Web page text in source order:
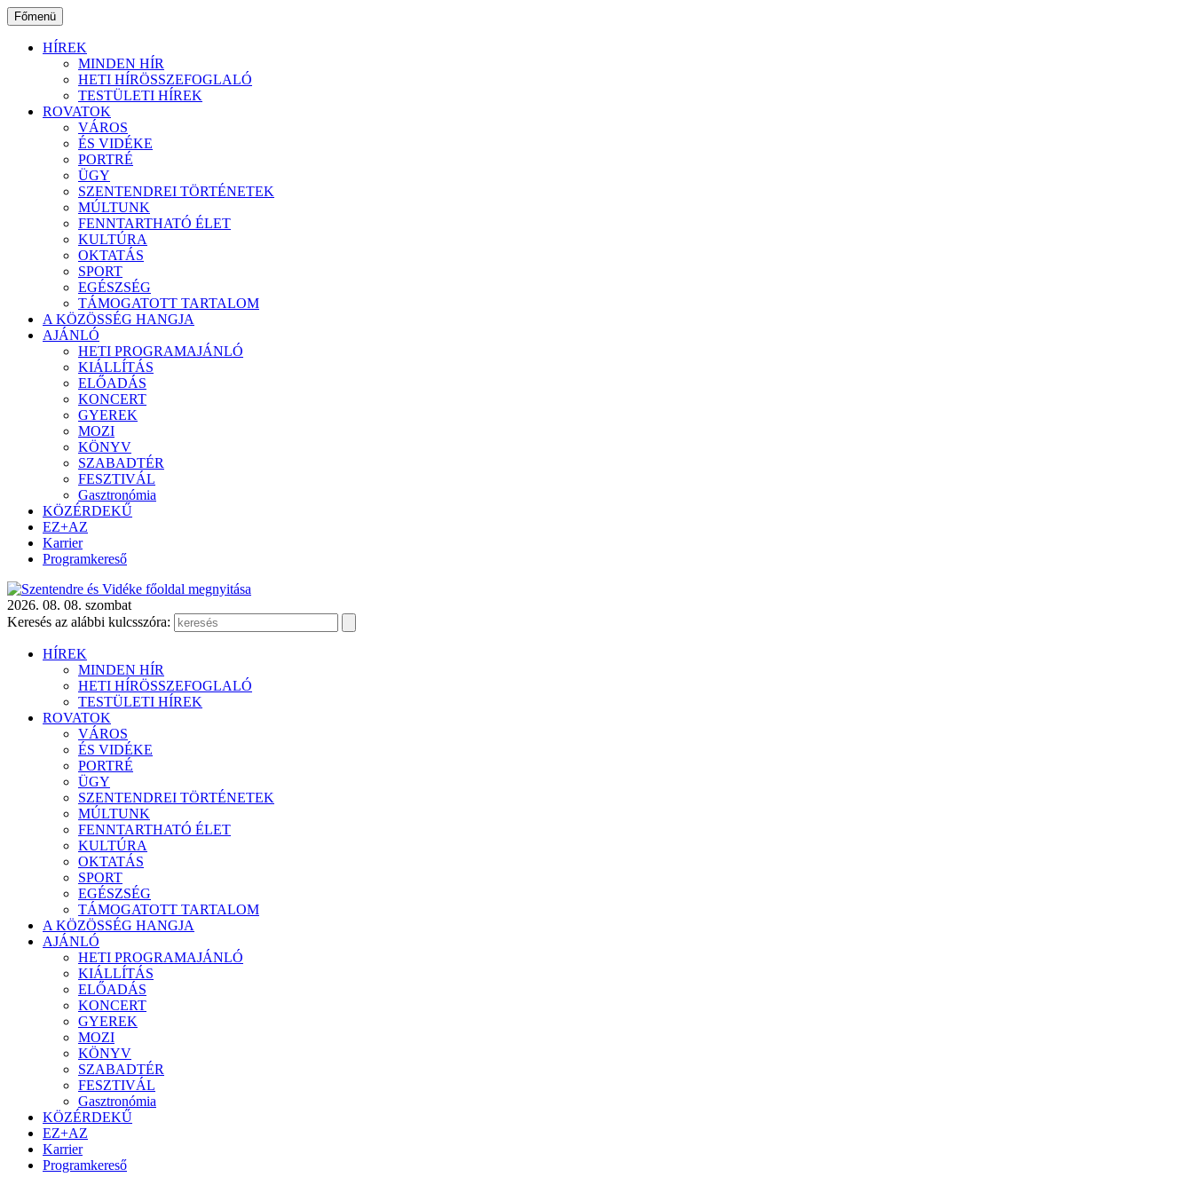
Ugrás
a
tartalomhoz
Főmenü
HÍREK
MINDEN HÍR
HETI HÍRÖSSZEFOGLALÓ
TESTÜLETI HÍREK
ROVATOK
VÁROS
ÉS VIDÉKE
PORTRÉ
ÜGY
SZENTENDREI TÖRTÉNETEK
MÚLTUNK
FENNTARTHATÓ ÉLET
KULTÚRA
OKTATÁS
SPORT
EGÉSZSÉG
TÁMOGATOTT TARTALOM
A KÖZÖSSÉG HANGJA
AJÁNLÓ
HETI PROGRAMAJÁNLÓ
KIÁLLÍTÁS
ELŐADÁS
KONCERT
GYEREK
MOZI
KÖNYV
SZABADTÉR
FESZTIVÁL
Gasztronómia
KÖZÉRDEKŰ
EZ+AZ
Karrier
Programkereső
2026. 08. 08. szombat
Keresés az alábbi kulcsszóra:
HÍREK
MINDEN HÍR
HETI HÍRÖSSZEFOGLALÓ
TESTÜLETI HÍREK
ROVATOK
VÁROS
ÉS VIDÉKE
PORTRÉ
ÜGY
SZENTENDREI TÖRTÉNETEK
MÚLTUNK
FENNTARTHATÓ ÉLET
KULTÚRA
OKTATÁS
SPORT
EGÉSZSÉG
TÁMOGATOTT TARTALOM
A KÖZÖSSÉG HANGJA
AJÁNLÓ
HETI PROGRAMAJÁNLÓ
KIÁLLÍTÁS
ELŐADÁS
KONCERT
GYEREK
MOZI
KÖNYV
SZABADTÉR
FESZTIVÁL
Gasztronómia
KÖZÉRDEKŰ
EZ+AZ
Karrier
Programkereső